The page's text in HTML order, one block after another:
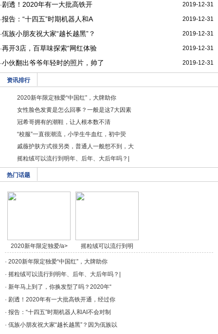
2019-12-31
·剧透！2020年有一大批高铁开
2019-12-31
·报告：“十四五”时期机器人和A
2019-12-31
·佤族小朋友祝大家“越长越黑”？
2019-12-31
·再开3店，百草味探索“网红体验
2019-12-31
·小伙翻出爷爷年轻时的照片，帅了
资讯排行
2020新年限定独爱“中国红”，大牌助你
女性脸色发黄是怎么回事？一般是这7大因素
冠希哥拥有的潮鞋，让人根本数不清
“校服”一直很潮流，小学生牛血红，初中荧
戚薇护肤方式很另类，普通人一般想不到，大
摇粒绒可以流行到明年、后年、大后年吗？|
热门话题
2020新年限定独爱/a>
摇粒绒可以流行到明
年/a>
· 2020新年限定独爱“中国红”，大牌助你
· 摇粒绒可以流行到明年、后年、大后年吗？|
· 新年马上到了，你换发型了吗？2020年“
· 剧透！2020年有一大批高铁开通，经过你
· 报告：“十四五”时期机器人和AI不会对制
· 佤族小朋友祝大家“越长越黑”？因为佤族以